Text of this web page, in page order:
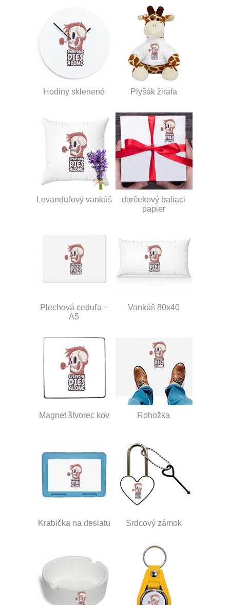
Hodiny sklenené Plyšák žirafa
Levanduľový vankúš
darčekový baliaci
papier
Plechová ceduľa –
A5
Vankúš 80x40
Magnet štvorec kov Rohožka
Krabička na desiatu Srdcový zámok